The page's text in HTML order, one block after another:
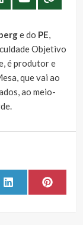
e do PE,
Objetivo
é produtor e
que vai ao
ao meio-
Share
on
LinkedIn Share
on